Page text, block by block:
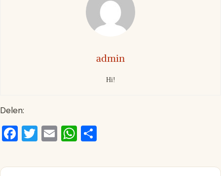
admin
Hi!
Delen:
Facebook
Twitter
EmailWhatsApp